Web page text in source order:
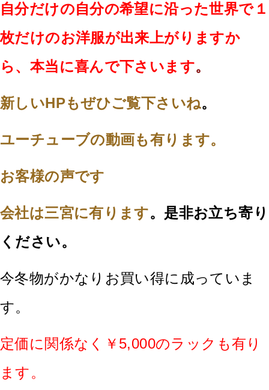
自分だけの自分の希望に沿った世界で１
枚だけのお洋服が出来上がりますか
ら、本当に喜んで下さいます。
新しいHPもぜひご覧下さいね。
ユーチューブの動画も有ります。
お客様の声です
会社は三宮に有ります。是非お立ち寄り
ください。
今冬物がかなりお買い得に成っていま
す。
定価に関係なく￥5,000のラックも有り
ます。